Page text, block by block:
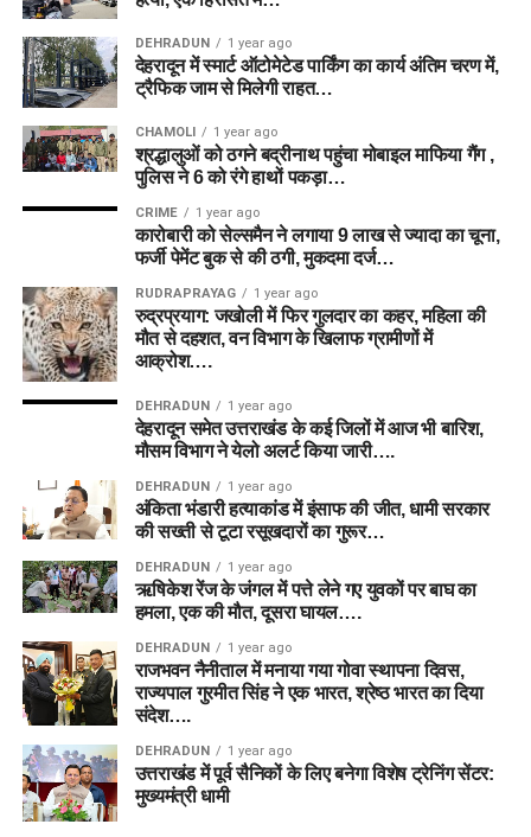
DEHRADUN 1 year ago
देहरादून में स्मार्ट ऑटोमेटेड पार्किंग का कार्य अंतिम चरण में,
ट्रैफिक जाम से मिलेगी राहत…
CHAMOLI 1 year ago
श्रद्धालुओं को ठगने बद्रीनाथ पहुंचा मोबाइल माफिया गैंग ,
पुलिस ने 6 को रंगे हाथों पकड़ा…
CRIME 1 year ago
कारोबारी को सेल्समैन ने लगाया 9 लाख से ज्यादा का चूना,
फर्जी पेमेंट बुक से की ठगी, मुकदमा दर्ज…
RUDRAPRAYAG 1 year ago
रुद्रप्रयाग: जखोली में फिर गुलदार का कहर, महिला की
मौत से दहशत, वन विभाग के खिलाफ ग्रामीणों में
आक्रोश….
DEHRADUN 1 year ago
देहरादून समेत उत्तराखंड के कई जिलों में आज भी बारिश,
मौसम विभाग ने येलो अलर्ट किया जारी….
DEHRADUN 1 year ago
अंकिता भंडारी हत्याकांड में इंसाफ की जीत, धामी सरकार
की सख्ती से टूटा रसूखदारों का गुरूर…
DEHRADUN 1 year ago
ऋषिकेश रेंज के जंगल में पत्ते लेने गए युवकों पर बाघ का
हमला, एक की मौत, दूसरा घायल….
DEHRADUN 1 year ago
राजभवन नैनीताल में मनाया गया गोवा स्थापना दिवस,
राज्यपाल गुरमीत सिंह ने एक भारत, श्रेष्ठ भारत का दिया
संदेश….
DEHRADUN 1 year ago
उत्तराखंड में पूर्व सैनिकों के लिए बनेगा विशेष ट्रेनिंग सेंटर:
मुख्यमंत्री धामी